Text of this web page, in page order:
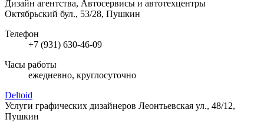
Дизайн агентства, Автосервисы и автотехцентры
Октябрьский бул., 53/28, Пушкин
Телефон
+7 (931) 630-46-09
Часы работы
ежедневно, круглосуточно
Deltoid
Услуги графических дизайнеров Леонтьевская ул., 48/12,
Пушкин